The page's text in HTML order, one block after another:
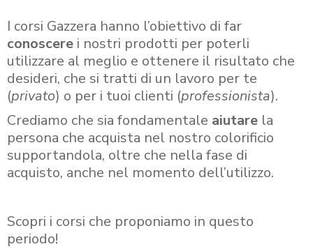
I corsi Gazzera hanno l’obiettivo di far
conoscere i nostri prodotti per poterli
utilizzare al meglio e ottenere il risultato che
desideri, che si tratti di un lavoro per te
(privato) o per i tuoi clienti (professionista).
Crediamo che sia fondamentale aiutare la
persona che acquista nel nostro colorificio
supportandola, oltre che nella fase di
acquisto, anche nel momento dell’utilizzo.
Scopri i corsi che proponiamo in questo
periodo!